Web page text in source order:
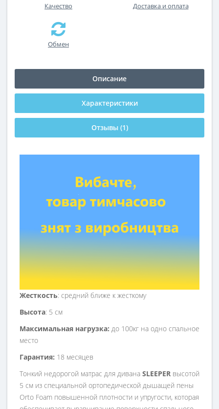
Качество Доставка и оплата
Обмен
Описание
Характеристики
Отзывы (1)
Жесткость: средний ближе к жесткому
Высота: 5 см
Максимальная нагрузка: до 100кг на одно спальное
место
Гарантия: 18 месяцев
Тонкий недорогой матрас для дивана SLEEPER высотой
5 см из специальной ортопедической дышащей пены
Orto Foam повышенной плотности и упругости, которая